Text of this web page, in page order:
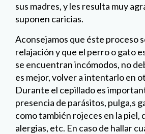
sus madres, y les resulta muy
suponen caricias.
Aconsejamos que éste proceso
relajación y que el perro o gato
se encuentran incómodos, no
es mejor, volver a intentarlo en
Durante el cepillado es
presencia de parásitos, pulga,s
como también rojeces en la piel,
alergias, etc. En caso de hallar